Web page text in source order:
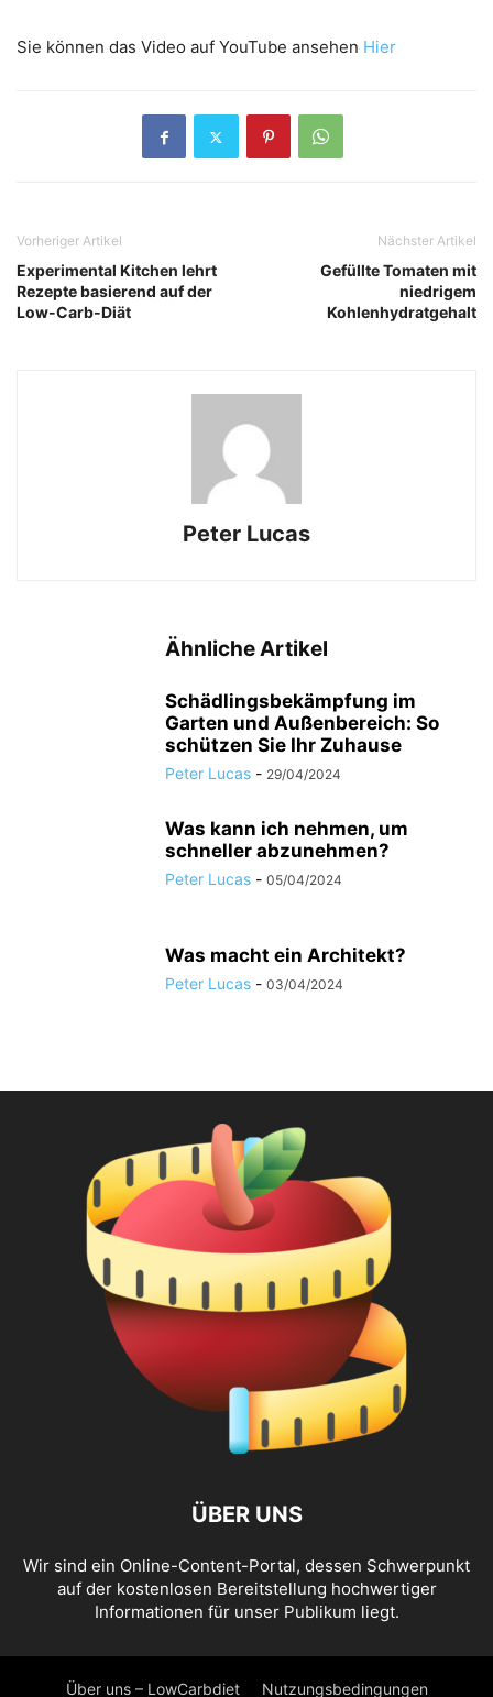
Sie können das Video auf YouTube ansehen Hier
Vorheriger Artikel
Experimental Kitchen lehrt
Rezepte basierend auf der
Low-Carb-Diät
Nächster Artikel
Gefüllte Tomaten mit
niedrigem
Kohlenhydratgehalt
Peter Lucas
Ähnliche Artikel
Schädlingsbekämpfung im
Garten und Außenbereich: So
schützen Sie Ihr Zuhause
Peter Lucas - 29/04/2024
Was kann ich nehmen, um
schneller abzunehmen?
Peter Lucas - 05/04/2024
Was macht ein Architekt?
Peter Lucas - 03/04/2024
ÜBER UNS
Wir sind ein Online-Content-Portal, dessen Schwerpunkt
auf der kostenlosen Bereitstellung hochwertiger
Informationen für unser Publikum liegt.
Über uns – LowCarbdiet Nutzungsbedingungen